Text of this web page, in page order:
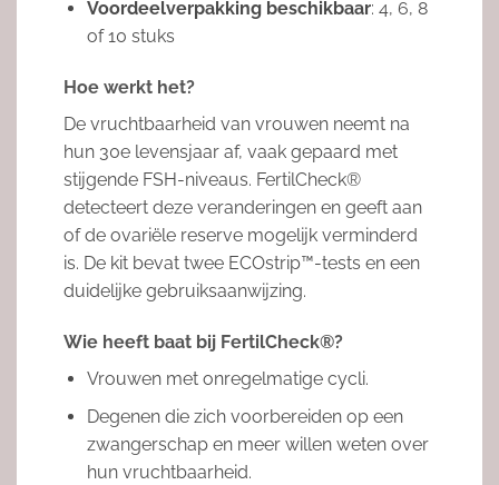
Voordeelverpakking beschikbaar: 4, 6, 8
of 10 stuks
Hoe werkt het?
De vruchtbaarheid van vrouwen neemt na
hun 30e levensjaar af, vaak gepaard met
stijgende FSH-niveaus. FertilCheck®
detecteert deze veranderingen en geeft aan
of de ovariële reserve mogelijk verminderd
is. De kit bevat twee ECOstrip™-tests en een
duidelijke gebruiksaanwijzing.
Wie heeft baat bij FertilCheck®?
Vrouwen met onregelmatige cycli.
Degenen die zich voorbereiden op een
zwangerschap en meer willen weten over
hun vruchtbaarheid.